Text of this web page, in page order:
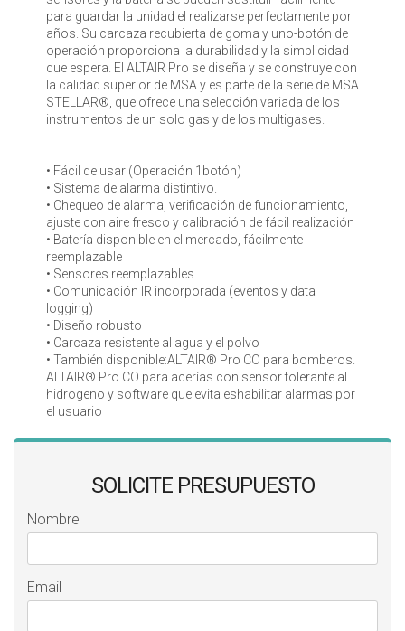
para guardar la unidad el realizarse perfectamente por
años. Su carcaza recubierta de goma y uno-botón de
operación proporciona la durabilidad y la simplicidad
que espera. El ALTAIR Pro se diseña y se construye con
la calidad superior de MSA y es parte de la serie de MSA
STELLAR®, que ofrece una selección variada de los
instrumentos de un solo gas y de los multigases.
• Fácil de usar (Operación 1botón)
• Sistema de alarma distintivo.
• Chequeo de alarma, verificación de funcionamiento,
ajuste con aire fresco y calibración de fácil realización
• Batería disponible en el mercado, fácilmente
reemplazable
• Sensores reemplazables
• Comunicación IR incorporada (eventos y data
logging)
• Diseño robusto
• Carcaza resistente al agua y el polvo
• También disponible:ALTAIR® Pro CO para bomberos.
ALTAIR® Pro CO para acerías con sensor tolerante al
hidrogeno y software que evita eshabilitar alarmas por
el usuario
SOLICITE PRESUPUESTO
Nombre
Email